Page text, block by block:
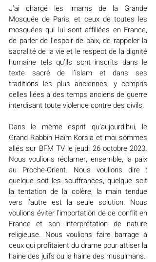
J’ai chargé les imams de la Grande
Mosquée de Paris, et ceux de toutes les
mosquées qui lui sont affiliées en France,
de parler de l’espoir de paix, de rappeler la
sacralité de la vie et le respect de la dignité
humaine tels qu’ils sont inscrits dans le
texte sacré de l’islam et dans ses
traditions les plus anciennes, y compris
celles liées à des temps anciens de guerre
interdisant toute violence contre des civils.
Dans le même esprit qu’aujourd’hui, le
Grand Rabbin Haïm Korsia et moi sommes
allés sur BFM TV le jeudi 26 octobre 2023.
Nous voulions réclamer, ensemble, la paix
au Proche-Orient. Nous voulions dire :
quelque soit les souffrances, quelque soit
la tentation de la colère, la main tendue
vers l’autre est la seule solution. Nous
voulions éviter l’importation de ce conflit en
France et son interprétation de nature
religieuse. Nous voulions faire barrage à
ceux qui profitaient du drame pour attiser la
haine des juifs ou la haine des musulmans.